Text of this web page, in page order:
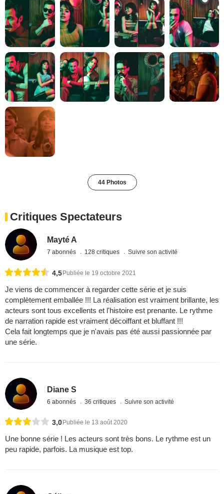
44 Photos
Critiques Spectateurs
Mayté A
7 abonnés 128 critiques Suivre son activité
4,5Publiée le 19 octobre 2021
Je viens de commencer à regarder cette série et je suis
complètement emballée !!! La réalisation est vraiment brillante, les
acteurs sont tous excellents et l'histoire est prenante. Le rythme
de narration rapide est vraiment décoiffant et bluffant !!!
Cela fait longtemps que je n'avais pas été aussi passionnée par
une série.
Diane S
6 abonnés 36 critiques Suivre son activité
3,0 Publiée le 13 août 2020
Une bonne série ! Les acteurs sont très bons. Le rythme est un
peu rapide, parfois. La musique est top.